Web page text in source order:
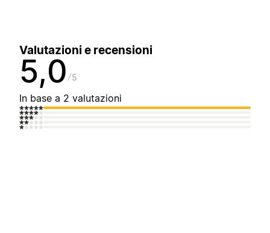
Valutazioni e recensioni
5,0 5
In base a 2 valutazioni